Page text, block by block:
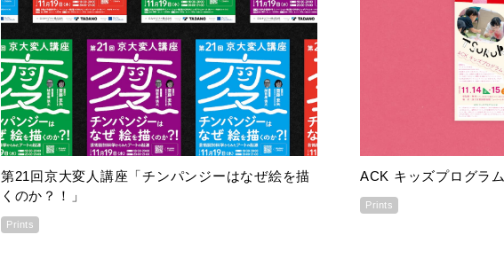
第21回京大変人講座「チンパンジーはなぜ絵を描
くのか？！」
Prints
ACK キッズプログラム
Prints